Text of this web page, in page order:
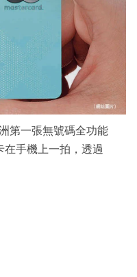
第一張無號碼全功能
手機上一拍，透過